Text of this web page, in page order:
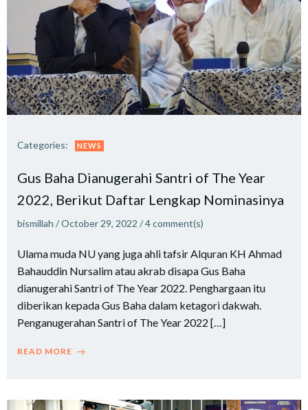
Categories: NEWS
Gus Baha Dianugerahi Santri of The Year
2022, Berikut Daftar Lengkap Nominasinya
bismillah /October 29, 2022 /4comment(s)
Ulama muda NU yang juga ahli tafsir Alquran KH Ahmad
Bahauddin Nursalim atau akrab disapa Gus Baha
dianugerahi Santri of The Year 2022. Penghargaan itu
diberikan kepada Gus Baha dalam ketagori dakwah.
Penganugerahan Santri of The Year 2022 […]
READ MORE